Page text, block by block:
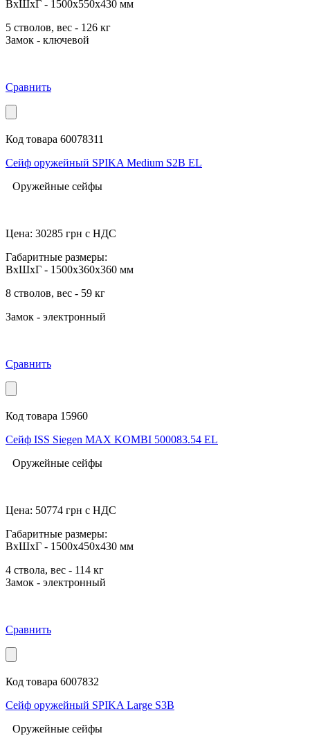
ВхШхГ - 1500x550x430 мм
5 стволов, вес - 126 кг
Замок - ключевой
Сравнить
Код товара 60078311
Сейф оружейный SPIKA Medium S2B EL
Оружейные сейфы
Цена: 30285 грн с НДС
Габаритные размеры:
ВхШхГ - 1500x360x360 мм
8 стволов, вес - 59 кг
Замок - электронный
Сравнить
Код товара 15960
Сейф ISS Siegen MAX KOMBI 500083.54 EL
Оружейные сейфы
Цена: 50774 грн с НДС
Габаритные размеры:
ВхШхГ - 1500x450x430 мм
4 ствола, вес - 114 кг
Замок - электронный
Сравнить
Код товара 6007832
Сейф оружейный SPIKA Large S3B
Оружейные сейфы